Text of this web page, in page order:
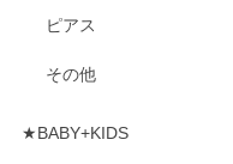
ピアス
その他
★BABY+KIDS